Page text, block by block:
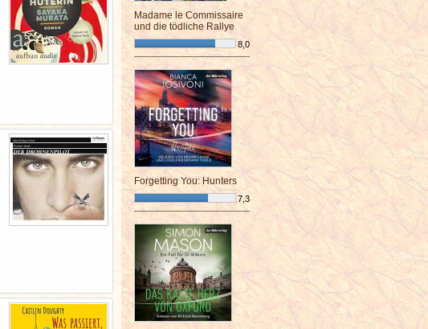
Madame le Commissaire
und die tödliche Rallye
8,0
¯¯¯¯¯¯¯¯¯¯¯¯¯¯¯¯¯¯¯¯¯¯¯¯
Forgetting You: Hunters
7,3
¯¯¯¯¯¯¯¯¯¯¯¯¯¯¯¯¯¯¯¯¯¯¯¯